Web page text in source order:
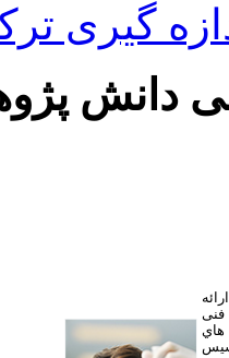
دانش
فنی
هاي